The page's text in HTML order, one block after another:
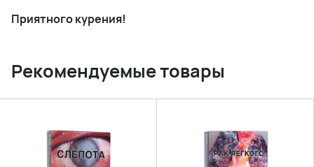
Приятного курения!
Рекомендуемые товары